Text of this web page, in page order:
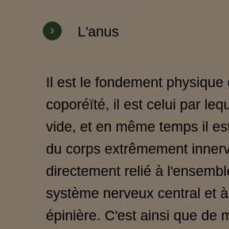
L'anus
Il est le fondement physique
coporéïté, il est celui par
vide, et en même temps il
du corps extrêmement
directement relié à
système nerveux central et
épinière. C'est ainsi que de